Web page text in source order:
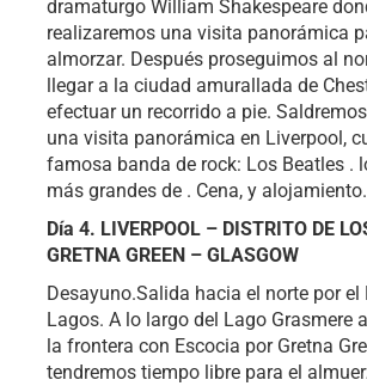
dramaturgo William Shakespeare
realizaremos una visita panorámica
almorzar. Después proseguimos al
llegar a la ciudad amurallada de
efectuar un recorrido a pie.
una visita panorámica en Liverpool,
famosa banda de rock: Los Beatles .
más grandes de . Cena, y alojamiento.
Día 4. LIVERPOOL – DISTRITO DE
GRETNA GREEN – GLASGOW
Desayuno.Salida hacia el norte por
Lagos. A lo largo del Lago Grasmere
la frontera con Escocia por Gretna
tendremos tiempo libre para el